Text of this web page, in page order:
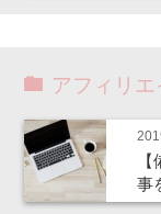
アフィリエ
事